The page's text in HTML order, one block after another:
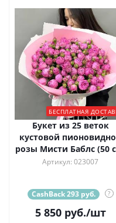
БЕСПЛАТНАЯ
Букет из 25 веток
кустовой
розы Мисти Баблс (50
Артикул: 023007
CashBack 293 руб. ?
5 850руб./шт